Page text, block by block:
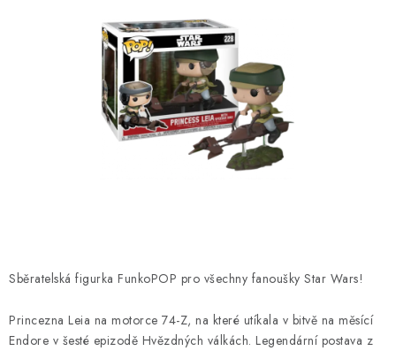
Doprava a platba Kontakt
Sběratelská figurka FunkoPOP pro všechny fanoušky Star Wars!
Princezna Leia na motorce 74-Z, na které utíkala v bitvě na měsící
Endore v šesté epizodě Hvězdných válkách. Legendární postava z